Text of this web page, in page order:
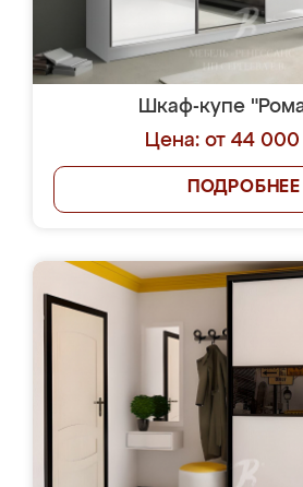
Шкаф-купе
Цена: от 44 000
ПОДРОБНЕЕ